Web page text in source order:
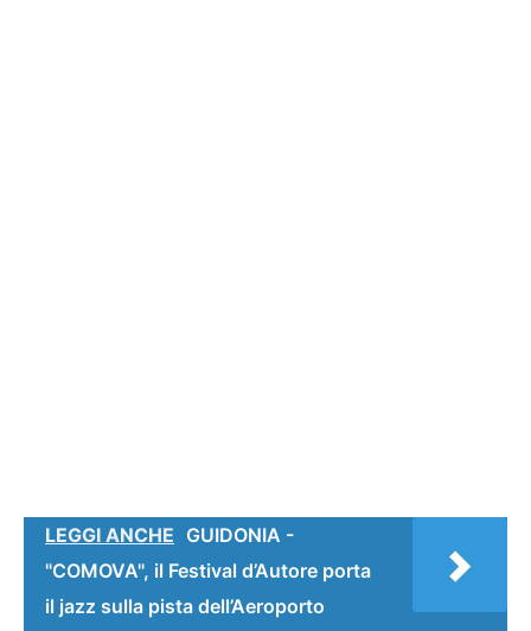
LEGGI ANCHE GUIDONIA -
"COMOVA", il Festival d’Autore porta
il jazz sulla pista dell’Aeroporto